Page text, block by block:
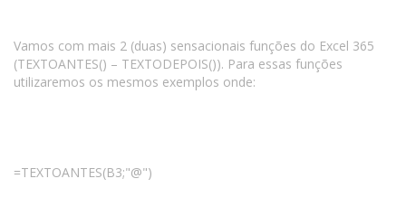
Vamos com mais 2 (duas) sensacionais funções do Excel 365
(TEXTOANTES() – TEXTODEPOIS()). Para essas funções
utilizaremos os mesmos exemplos onde:
=TEXTOANTES(B3;"@")